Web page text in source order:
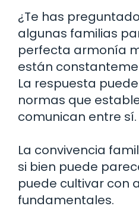
¿Te has
algunas familias
perfecta armonía
están
La respuesta
normas que
comunican entre sí.
La convivencia
si bien puede
puede cultivar con
fundamentales.